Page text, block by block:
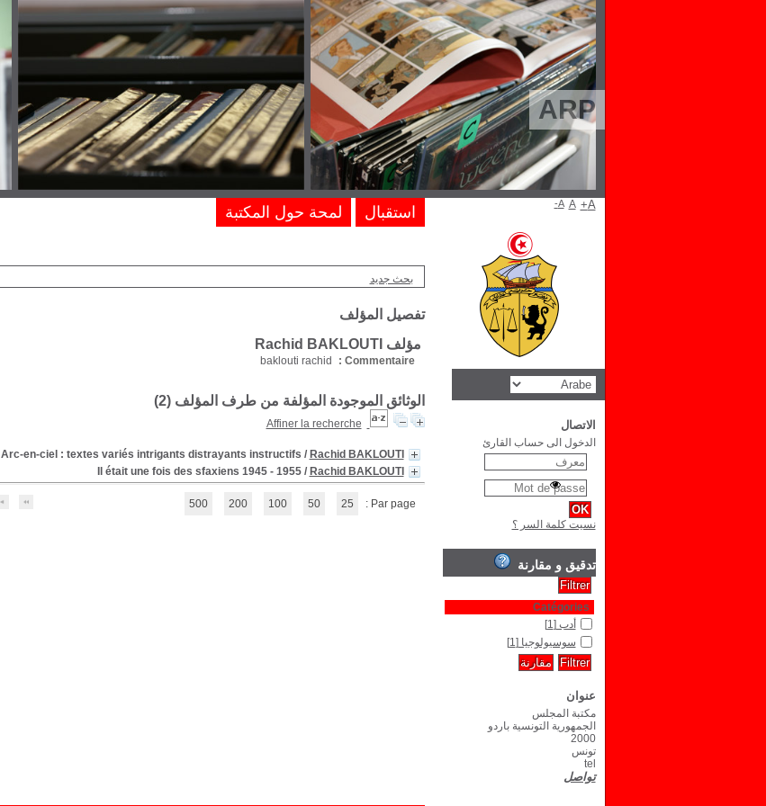
ARP
بحث جديد
تفصيل المؤلف
مؤلف Rachid BAKLOUTI
Commentaire :
baklouti rachid
الوثائق الموجودة المؤلفة من طرف المؤلف (2
)
Affiner la recherche
Arc-en-ciel : textes variés intrigants distrayants instructifs / Rachid BAKLOUTI
Il était une fois des sfaxiens 1945 - 1955/ Rachid BAKLOUTI
Par page :
25
50
100
200
500
استقبال لمحة حول المكتبة A- A A+
الاتصال
الدخول الى حساب القارئ
نسيت كلمة السر ؟
تدقيق و مقارنة
Catégories
أدب [1]
سوسيولوجيا [1]
عنوان
مكتبة المجلس
الجمهورية التونسية باردو
2000
تونس
tel
تواصل